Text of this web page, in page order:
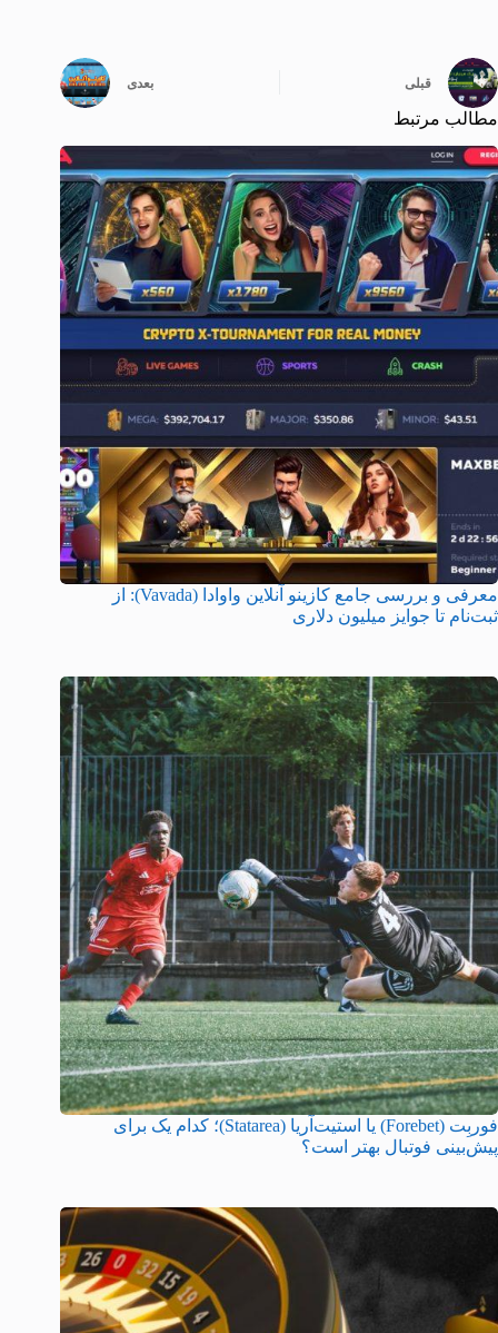
قبلی بعدی
مطالب مرتبط
معرفی و بررسی جامع کازینو آنلاین واوادا (Vavada): از
ثبت‌نام تا جوایز میلیون دلاری
فوربِت (Forebet) یا استیت‌آریا (Statarea)؛ کدام یک برای
پیش‌بینی فوتبال بهتر است؟